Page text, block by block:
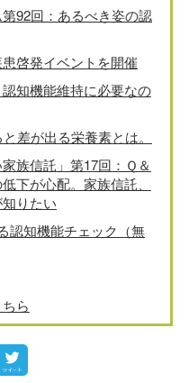
92回：あるべき姿の認
啓発イベントを開催
知機能維持に必要なの
差が出る栄養素とは。
族信託」第17回：Ｑ＆
下が心配。家族信託、
りたい
認知機能チェック（無
ら